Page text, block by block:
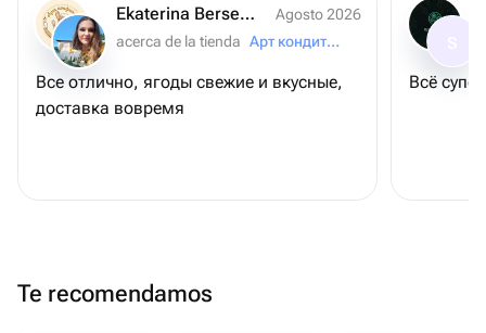
Ekaterina Berseneva
Agosto 2026
acerca de la tienda
Арт кондитер
Все отлично, ягоды свежие и вкусные,
доставка вовремя
Всё
Te recomendamos